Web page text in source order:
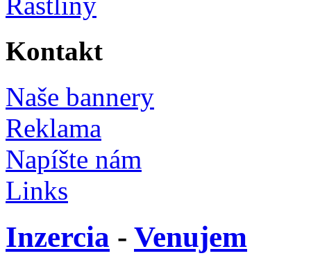
Kontakt
Naše bannery
Reklama
Napíšte nám
Links
Inzercia - Venujem